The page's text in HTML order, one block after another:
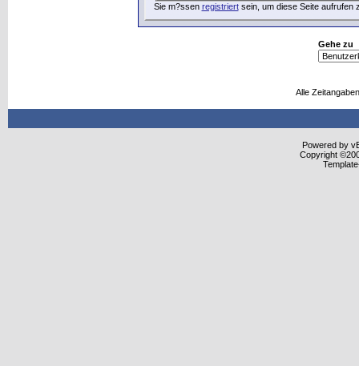
Sie m?ssen registriertsein, um diese Seite aufrufen
Gehe zu
Alle
Powered by
Copyright